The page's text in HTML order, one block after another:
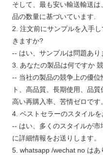
そして、最も安い輸送輸送
品の数量に基づいています.
2. 注文前にサンプルを入手
きますか?
-- はい、サンプルは問題あり
3. あなたの製品は何ですか
-- 当社の製品の競争上の優位
ト、高品質、長期使用、品
高い再購入率、苦情ゼロです。
4. ベストセラーのスタイル
-- はい、多くのスタイルが
に詳細情報をお送りします。
5. whatsapp /wechat no は